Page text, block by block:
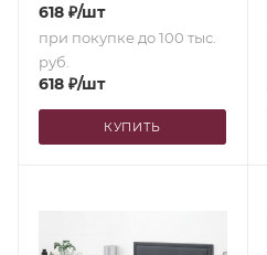
618 ₽/шт
при покупке до 100 тыс.
руб.
618 ₽/шт
КУПИТЬ